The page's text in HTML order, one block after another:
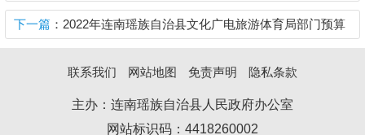
下一篇 ：2022年连南瑶族自治县文化广电旅游体育局部门预算
联系我们 网站地图 免责声明 隐私条款
主办：连南瑶族自治县人民政府办公室
网站标识码：4418260002